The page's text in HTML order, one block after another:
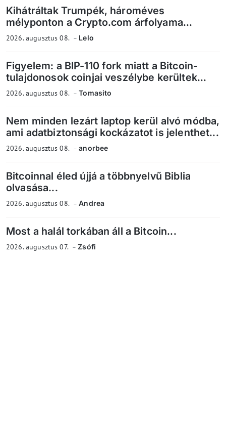
Kihátráltak Trumpék, hároméves
mélyponton a Crypto.com árfolyama...
2026. augusztus 08. Lelo
Figyelem: a BIP-110 fork miatt a Bitcoin-
tulajdonosok coinjai veszélybe kerültek...
2026. augusztus 08. Tomasito
Nem minden lezárt laptop kerül alvó módba,
ami adatbiztonsági kockázatot is jelenthet...
2026. augusztus 08. anorbee
Bitcoinnal éled újjá a többnyelvű Biblia
olvasása...
2026. augusztus 08. Andrea
Most a halál torkában áll a Bitcoin...
2026. augusztus 07. Zsófi